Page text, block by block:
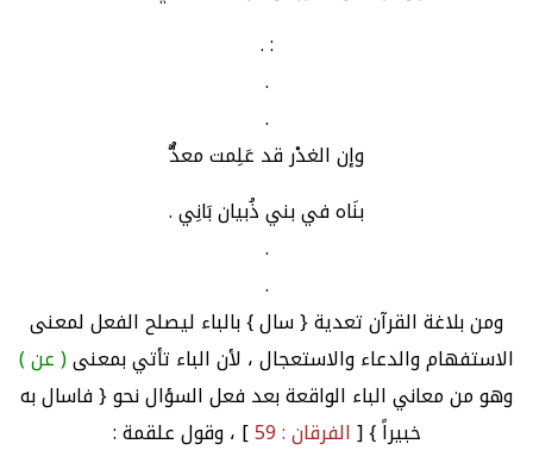
: .
.
.
وإن الغدْر قد عَلِمت معدٌّ
بنَاه في بني ذُبيان بَانِي .
.
.
ومن بلاغة القرآن تعدية { سال } بالباء ليصلح الفعل لمعنى
الاستفهام والدعاء والاستعجال ، لأن الباء تأتي بمعنى( عن )
وهو من معاني الباء الواقعة بعد فعل السؤال نحو { فاسال به
خبيراً } [الفرقان : 59
] ، وقول علقمة :